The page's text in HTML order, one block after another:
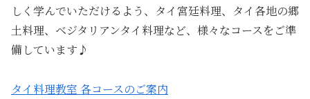
しく学んでいただけるよう、タイ宮廷料理、タイ各地の郷
土料理、ベジタリアンタイ料理など、様々なコースをご準
備しています♪
タイ料理教室 各コースのご案内